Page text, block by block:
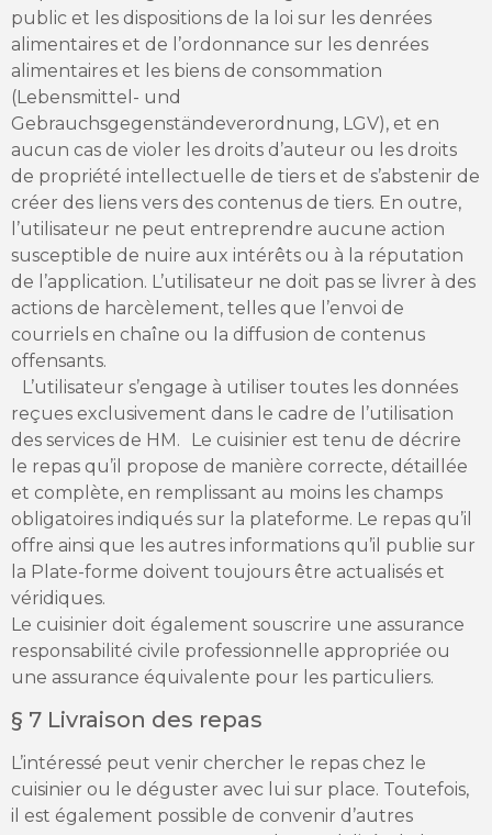
public et les dispositions de la loi sur les denrées
alimentaires et de l’ordonnance sur les denrées
alimentaires et les biens de consommation
(Lebensmittel- und
Gebrauchsgegenständeverordnung, LGV), et en
aucun cas de violer les droits d’auteur ou les droits
de propriété intellectuelle de tiers et de s’abstenir de
créer des liens vers des contenus de tiers. En outre,
l’utilisateur ne peut entreprendre aucune action
susceptible de nuire aux intérêts ou à la réputation
de l’application. L’utilisateur ne doit pas se livrer à des
actions de harcèlement, telles que l’envoi de
courriels en chaîne ou la diffusion de contenus
offensants.
L’utilisateur s’engage à utiliser toutes les données
reçues exclusivement dans le cadre de l’utilisation
des services de HM. Le cuisinier est tenu de décrire
le repas qu’il propose de manière correcte, détaillée
et complète, en remplissant au moins les champs
obligatoires indiqués sur la plateforme. Le repas qu’il
offre ainsi que les autres informations qu’il publie sur
la Plate-forme doivent toujours être actualisés et
véridiques.
Le cuisinier doit également souscrire une assurance
responsabilité civile professionnelle appropriée ou
une assurance équivalente pour les particuliers.
§ 7 Livraison des repas
L’intéressé peut venir chercher le repas chez le
cuisinier ou le déguster avec lui sur place. Toutefois,
il est également possible de convenir d’autres